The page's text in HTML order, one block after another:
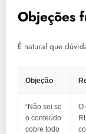
Objeções
É natural que
Objeção
“Não sei se
o conteúdo
cobre todo
O